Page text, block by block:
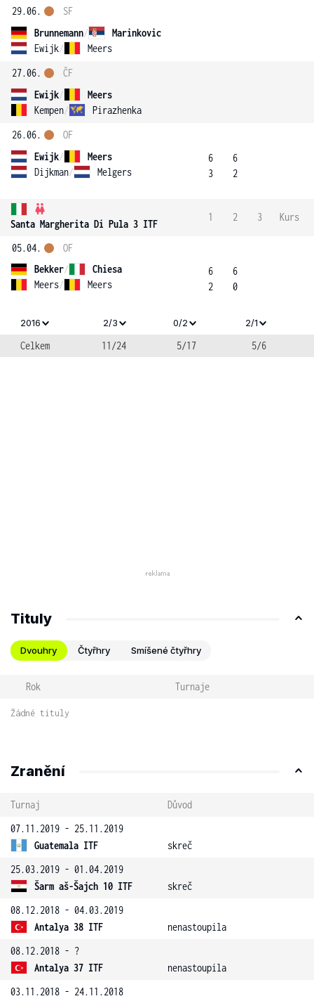
29.06.
Brunnemann/
Marinkovic
Ewijk/ Meers
SF
27.06.
Ewijk/
Meers
Kempen/ Pirazhenka
ČF
26.06.
Ewijk/
Meers
Dijkman/ Melgers
OF
6
3
6
2
Santa Margherita Di Pula 3 ITF
1 2 3 Kurs
05.04.
Bekker/
Chiesa
Meers/ Meers
OF
6
2
6
0
2016 2/3 0/2 2/1
Celkem 11/24 5/17 5/6
Tituly
Dvouhry Čtyřhry Smíšené čtyřhry
Rok Turnaje
Žádné tituly
Zranění
Turnaj
Důvod
07.11.2019 - 25.11.2019
Guatemala ITF
skreč
25.03.2019 - 01.04.2019
Šarm aš-Šajch 10 ITF
skreč
08.12.2018 - 04.03.2019
Antalya 38 ITF
nenastoupila
08.12.2018 - ?
Antalya 37 ITF
nenastoupila
03.11.2018 - 24.11.2018